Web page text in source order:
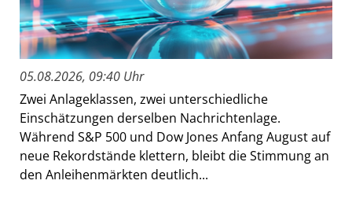
05.08.2026, 09:40 Uhr
Zwei Anlageklassen, zwei unterschiedliche
Einschätzungen derselben Nachrichtenlage.
Während S&P 500 und Dow Jones Anfang August auf
neue Rekordstände klettern, bleibt die Stimmung an
den Anleihenmärkten deutlich...